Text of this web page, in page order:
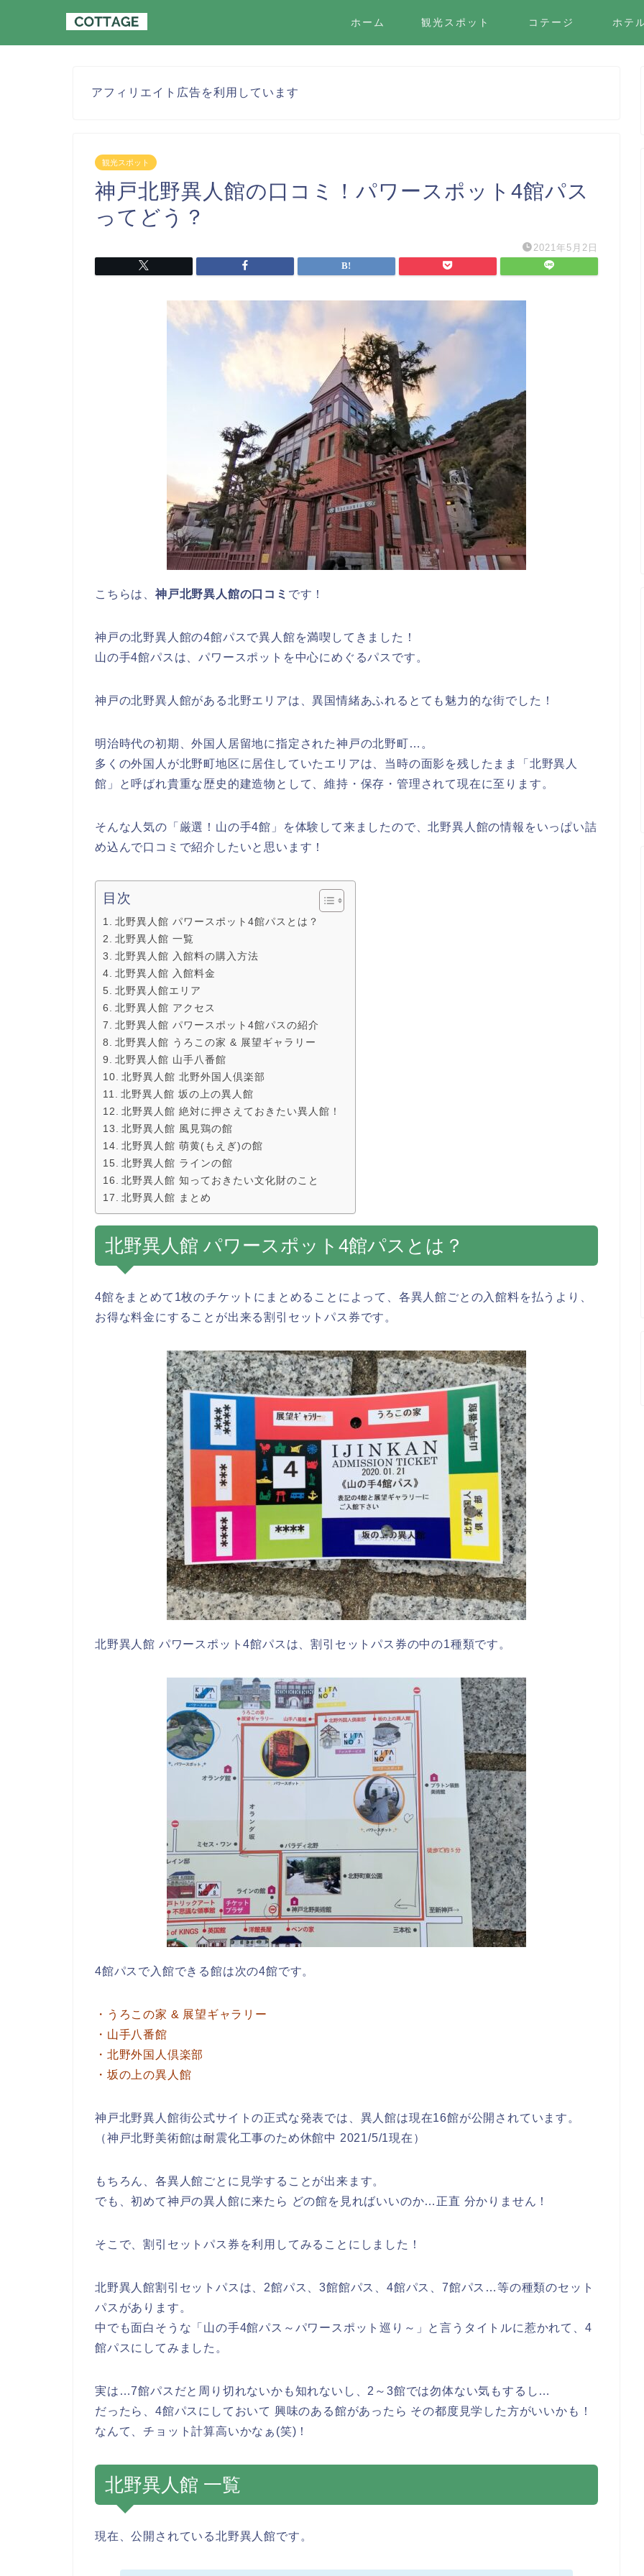
ホーム 観光スポット コテージ ホテ
アフィリエイト広告を利用しています
観光スポット
神戸北野異人館の口コミ！パワースポット4館パス
ってどう？
2021年5月2日
こちらは、 神戸北野異人館の口コミ です！
神戸の北野異人館の4館パスで異人館を満喫してきました！
山の手4館パスは、パワースポットを中心にめぐるパスです。
神戸の北野異人館がある北野エリアは、異国情緒あふれるとても魅力的な街でした！
明治時代の初期、外国人居留地に指定された神戸の北野町…。
多くの外国人が北野町地区に居住していたエリアは、当時の面影を残したまま「北野異人
館」と呼ばれ貴重な歴史的建造物として、維持・保存・管理されて現在に至ります。
そんな人気の「厳選！山の手4館」を体験して来ましたので、北野異人館の情報をいっぱい詰
め込んで口コミで紹介したいと思います！
目次
北野異人館 パワースポット4館パスとは？
北野異人館 一覧
北野異人館 入館料の購入方法
北野異人館 入館料金
北野異人館エリア
北野異人館 アクセス
北野異人館 パワースポット4館パスの紹介
北野異人館 うろこの家 & 展望ギャラリー
北野異人館 山手八番館
北野異人館 北野外国人倶楽部
北野異人館 坂の上の異人館
北野異人館 絶対に押さえておきたい異人館！
北野異人館 風見鶏の館
北野異人館 萌黄(もえぎ)の館
北野異人館 ラインの館
北野異人館 知っておきたい文化財のこと
北野異人館 まとめ
北野異人館 パワースポット4館パスとは？
4館をまとめて1枚のチケットにまとめることによって、各異人館ごとの入館料を払うより、
お得な料金にすることが出来る割引セットパス券です。
北野異人館 パワースポット4館パスは、割引セットパス券の中の1種類です。
4館パスで入館できる館は次の4館です。
・うろこの家 & 展望ギャラリー
・山手八番館
・北野外国人倶楽部
・坂の上の異人館
神戸北野異人館街公式サイトの正式な発表では、異人館は現在16館が公開されています。
（神戸北野美術館は耐震化工事のため休館中 2021/5/1現在）
もちろん、各異人館ごとに見学することが出来ます。
でも、初めて神戸の異人館に来たら どの館を見ればいいのか…正直 分かりません！
そこで、割引セットパス券を利用してみることにしました！
北野異人館割引セットパスは、2館パス、3館館パス、4館パス、7館パス…等の種類のセット
パスがあります。
中でも面白そうな「山の手4館パス～パワースポット巡り～」と言うタイトルに惹かれて、4
館パスにしてみました。
実は…7館パスだと周り切れないかも知れないし、2～3館では勿体ない気もするし…
だったら、4館パスにしておいて 興味のある館があったら その都度見学した方がいいかも！
なんて、チョット計算高いかなぁ(笑)！
北野異人館 一覧
現在、公開されている北野異人館です。